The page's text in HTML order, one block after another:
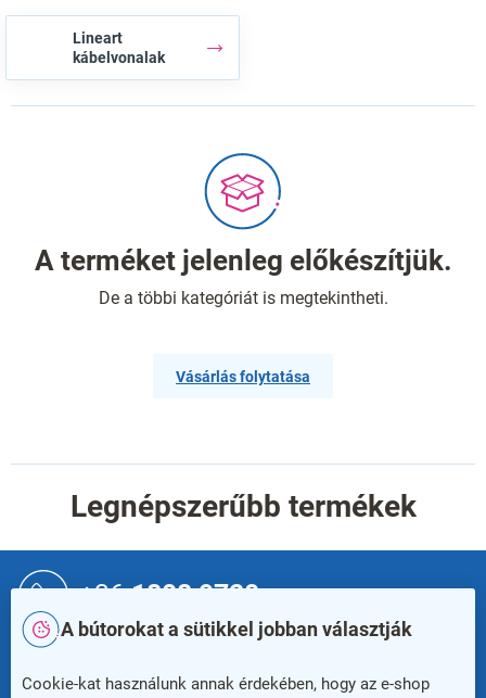
A bútorokat a sütikkel jobban választják
Cookie-kat használunk annak érdekében, hogy az e-shop
Lineart
kábelvonalak
A terméket jelenleg előkészítjük.
De a többi kategóriát is megtekintheti.
Vásárlás folytatása
Legnépszerűbb termékek
+361808 9720